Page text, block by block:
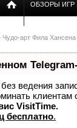
ОБЗОРЫ ИГР
Чудо-арт Фила Хансена
ведения
VisitTime.
бесплатно.